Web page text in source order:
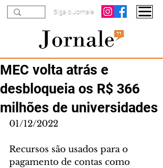
Siga o Jornale
MEC volta atrás e
desbloqueia os R$ 366
milhões de universidades
01/12/2022
Recursos são usados para o
pagamento de contas como